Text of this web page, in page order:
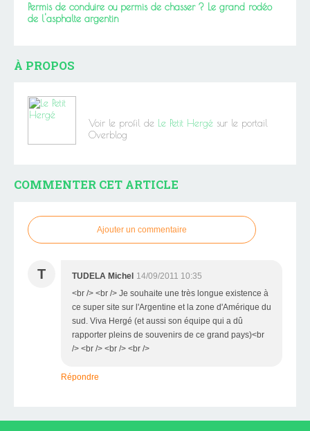
Permis de conduire ou permis de chasser ? Le grand rodéo
de l'asphalte argentin
À PROPOS
Voir le profil de Le Petit Hergé sur le portail
Overblog
COMMENTER CET ARTICLE
Ajouter un commentaire
T TUDELA Michel 14/09/2011 10:35
<br /> <br /> Je souhaite une très longue existence à
ce super site sur l'Argentine et la zone d'Amérique du
sud. Viva Hergé (et aussi son équipe qui a dû
rapporter pleins de souvenirs de ce grand pays)<br
/> <br /> <br /> <br />
Répondre